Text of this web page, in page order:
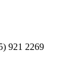
921 2269